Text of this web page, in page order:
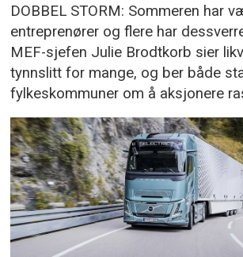
DOBBEL STORM: Sommeren har
entreprenører og flere har
MEF-sjefen Julie Brodtkorb sier
tynnslitt for mange, og ber både
fylkeskommuner om å aksjonere